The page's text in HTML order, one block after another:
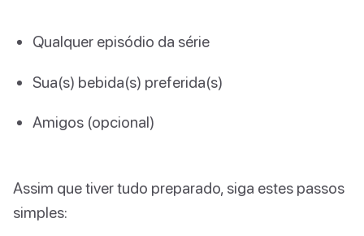
Qualquer episódio da série
Sua(s) bebida(s) preferida(s)
Amigos (opcional)
Assim que tiver tudo preparado, siga estes passos
simples: